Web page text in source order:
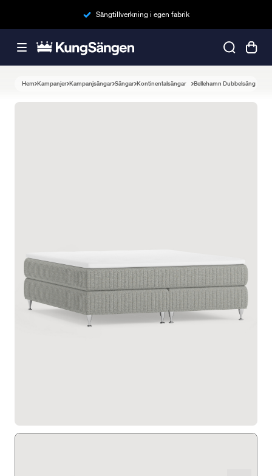
Sängtillverkning i egen fabrik
Hem Kampanjer Kampanjsängar Sängar Kontinentalsängar Bellehamn Dubbelsäng